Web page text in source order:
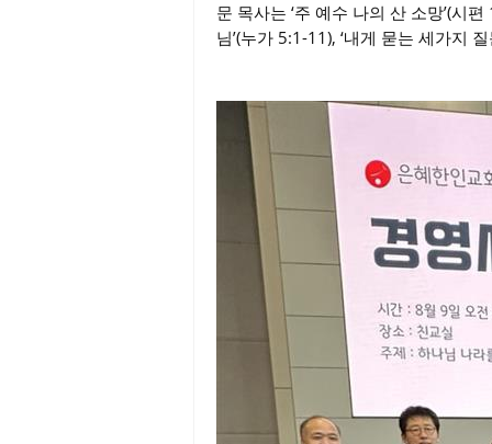
문 목사는 ‘주 예수 나의 산 소망’(시
님’(누가 5:1-11), ‘내게 묻는 세가지